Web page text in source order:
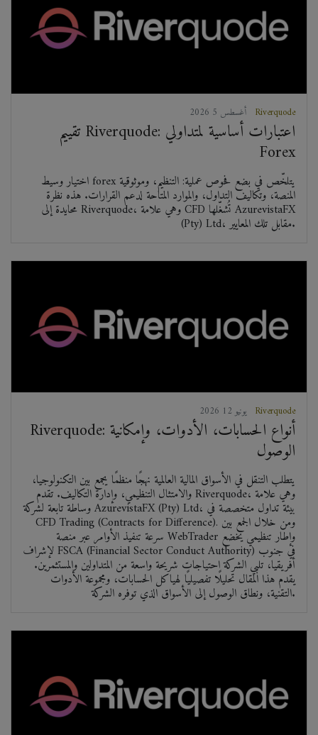
Riverquode
تقييم Riverquode: اعتبارات أساسية لمتداولي
Forex
اختيار وسيط forex يتلخّص في بضع فحوص عملية: التنظيم، وموثوقية
المنصة، وتكاليف التداول، والموارد المتاحة لدعم القرارات. هذه نظرة
محايدة إلى Riverquode، وهي علامة CFD تُشغّلها AzurevistaFX
(Pty) Ltd، مقابل تلك المعايير.
2026 يونيو 12 Riverquode
Riverquode: أنواع الحسابات، الأدوات، وإمكانية
الوصول
يتطلب التنقل في الأسواق المالية العالمية نهجًا منظمًا يجمع بين التكنولوجيا،
والامتثال التنظيمي، وإدارة التكاليف. تقدم Riverquode، وهي علامة
وساطة تابعة لشركة AzurevistaFX (Pty) Ltd، بيئة تداول متخصصة في
CFD Trading (Contracts for Difference). ومن خلال الجمع بين
سرعة تنفيذ الأوامر عبر منصة WebTrader وإطار تنظيمي يخضع
لإشراف FSCA (Financial Sector Conduct Authority) في جنوب
أفريقيا، تلبي الشركة احتياجات شريحة واسعة من المتداولين والمستثمرين.
يقدم هذا المقال تحليلًا تفصيليًا لهياكل الحسابات، ومجموعة الأدوات
التقنية، ونطاق الوصول إلى الأسواق الذي توفره الشركة.